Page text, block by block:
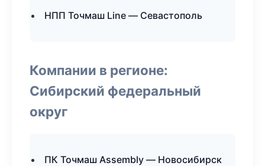
НПП Точмаш Line — Севастополь
Компании в регионе:
Сибирский федеральный
округ
ПК Точмаш Assembly — Новосибирск